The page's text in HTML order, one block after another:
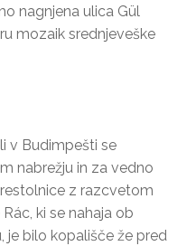
nagnjena ulica Gül
mozaik srednjeveške
v Budimpešti se
nabrežju in za vedno
z razcvetom
ki se nahaja ob
je bilo kopališče že pred